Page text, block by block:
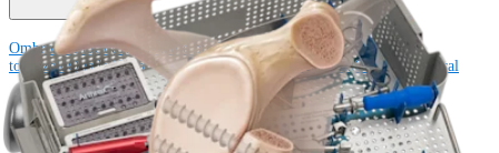
OmbroJoelhoCotovelo Mão e punhoPé e
tornozeloQuadrilOrtobiológicosCirurgia cardiotorácicaColuna vertebral
Producto